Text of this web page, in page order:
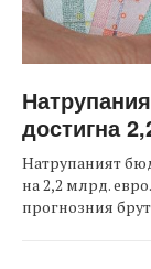
достигна
Натрупаният
на 2,2 млрд.
прогнозния